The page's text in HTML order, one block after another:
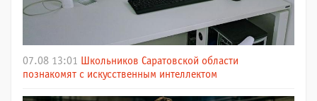
07.08 13:01 Школьников Саратовской области
познакомят с искусственным интеллектом